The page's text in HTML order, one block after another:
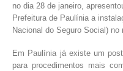
no dia 28 de janeiro,
Prefeitura de Paulínia a
Nacional do Seguro Social) no
Em Paulínia já existe um
para procedimentos mais